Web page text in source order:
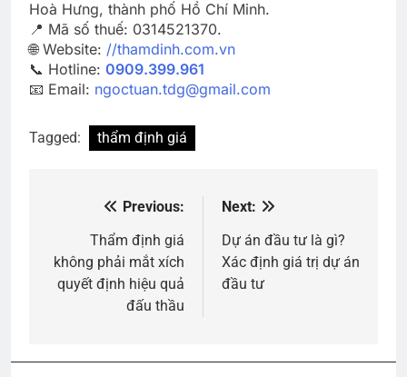
Hoà Hưng, thành phố Hồ Chí Minh.
📍 Mã số thuế: 0314521370.
🌐 Website: //thamdinh.com.vn
📞 Hotline: 0909.399.961
📧 Email: ngoctuan.tdg@gmail.com
Tagged: thẩm định giá
hướng
bài
Previous:
Thẩm định giá
không phải mắt xích
quyết định hiệu quả
đấu thầu
Next:
Dự án đầu tư là gì?
Xác định giá trị dự án
đầu tư